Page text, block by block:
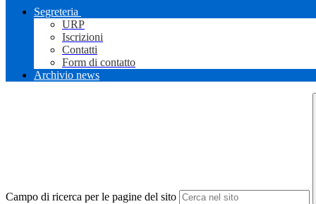
Segreteria
URP
Iscrizioni
Contatti
Form di contatto
Archivio news
Campo di ricerca per le pagine del sito